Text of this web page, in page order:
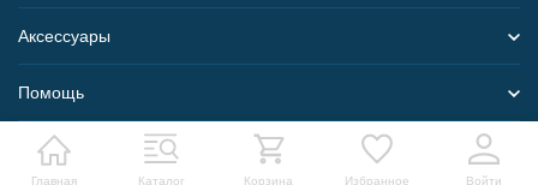
Главная Каталог Корзина Избранное Войти
Аксессуары
Помощь
Карта сайта